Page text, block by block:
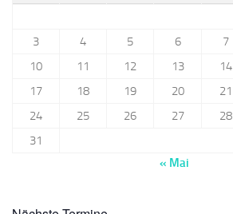
3
4 5 6 7
10
11 12 13 14
17
18 19 20 21
24
25 26 27 28
31
« Mai